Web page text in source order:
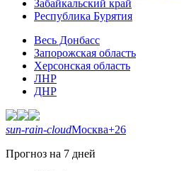
Забайкальский край
Республика Бурятия
Весь Донбасс
Запорожская область
Херсонская область
ЛНР
ДНР
sun-rain-cloudМосква+26
Прогноз на 7 дней